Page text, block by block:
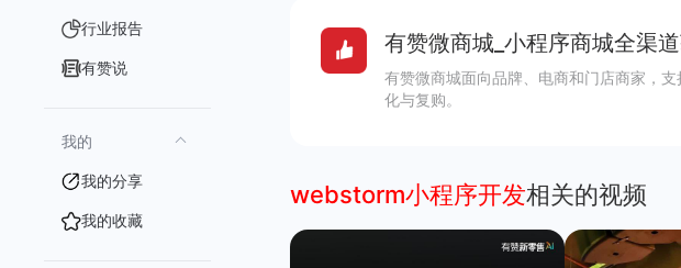
行业报告
有赞说
我的
我的分享
我的收藏
有赞微商城_小程序商城全渠
有赞微商城面向品牌、电商和门店商家，
化与复购。
webstorm小程序开发相关的视频